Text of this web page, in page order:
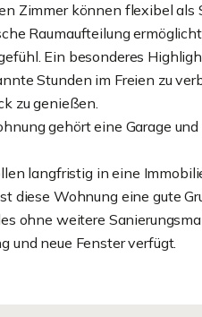
Zimmer können flexibel als
Raumaufteilung
Ein besonderes
Stunden im Freien zu
zu genießen.
gehört eine Garage
langfristig in eine
diese Wohnung eine gute
ohne weitere
und neue Fenster verfügt.